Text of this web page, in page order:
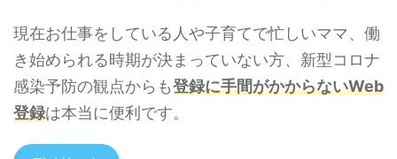
現在お仕事をしている人や子育てで忙しいママ、働
き始められる時期が決まっていない方、新型コロナ
感染予防の観点からも登録に手間がかからないWeb
登録は本当に便利です。